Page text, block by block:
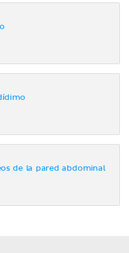
de la pared abdominal